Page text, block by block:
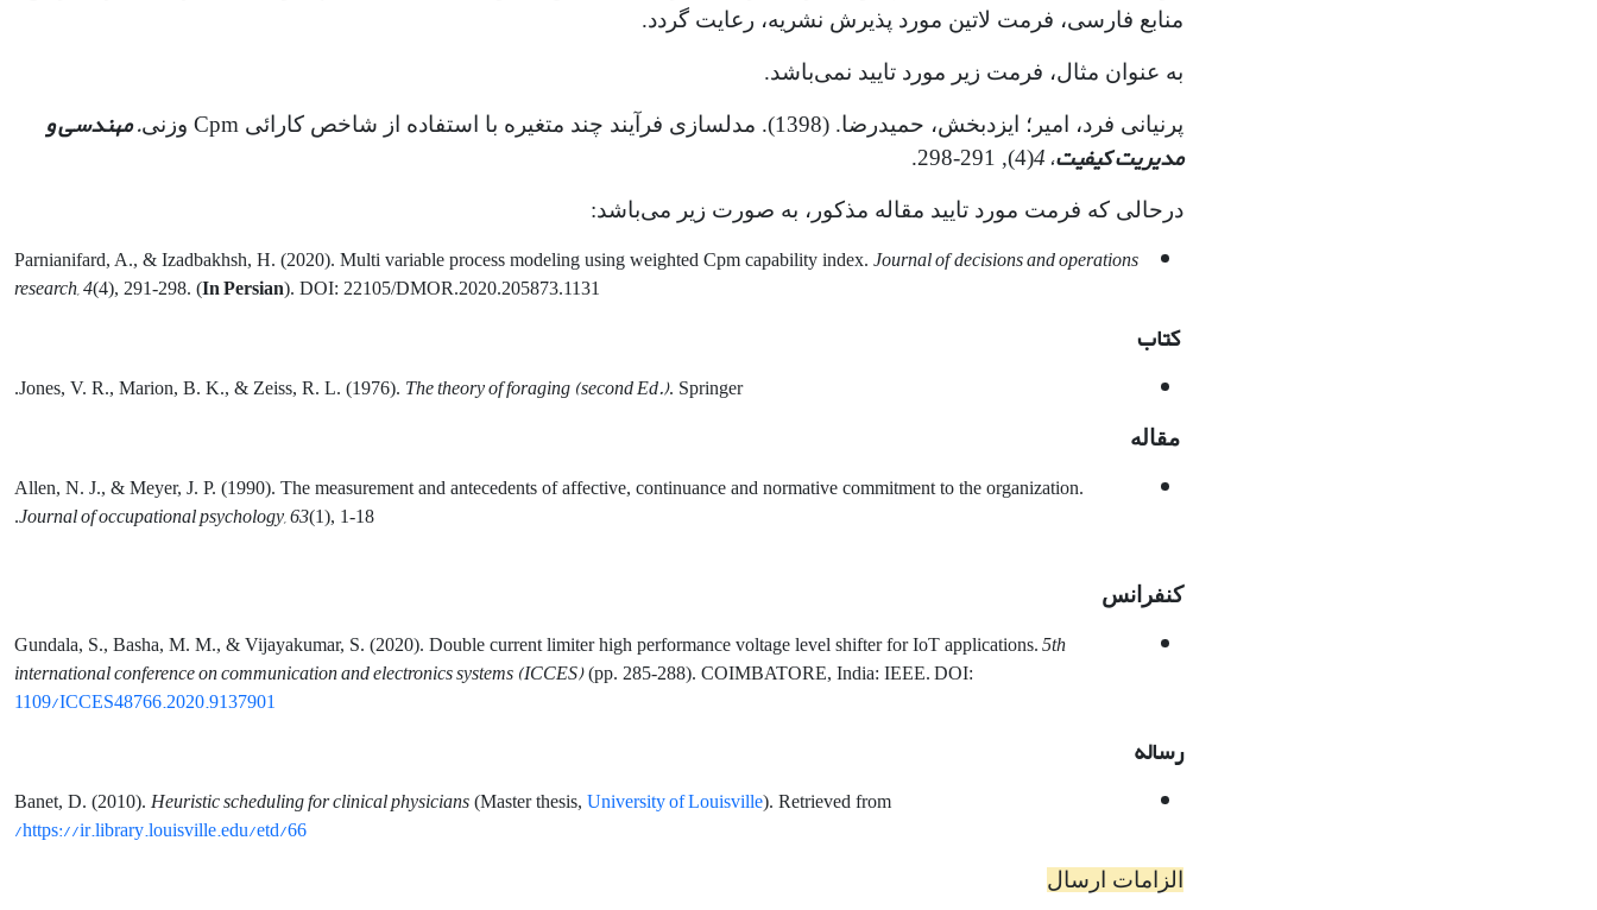
منابع فارسی، فرمت لاتین مورد پذیرش نشریه، رعایت گردد.
به عنوان مثال، فرمت زیر مورد تایید نمی‌باشد.
پرنیانی فرد، امیر؛ ایزدبخش، حمیدرضا. (1398). مدلسازی فرآیند چند متغیره با استفاده از شاخص کارائی Cpm وزنی .مهندسی و
مدیریت کیفیت، 4 (4), 291-298.
درحالی که فرمت مورد تایید مقاله مذکور، به صورت زیر می‌باشد:
Parnianifard, A., & Izadbakhsh, H. (2020). Multi variable process modeling using weighted Cpm capability index. Journal ofdecisions and operations
research, 4(4), 291-298. (In Persian). DOI: 22105/DMOR.2020.205873.1131
کتاب
Jones, V. R., Marion, B. K., & Zeiss, R. L. (1976). The theory of foraging (second Ed.). Springer.
مقاله
Allen, N. J., & Meyer, J. P. (1990). The measurement and antecedents of affective, continuance and normative commitment to the organization.
Journal of occupational psychology, 63(1), 1-18.
کنفرانس
Gundala, S., Basha, M. M., & Vijayakumar, S. (2020). Double current limiter high performance voltage level shifter for IoT applications. 5th
international conference on communication and electronics systems (ICCES)(pp. 285-288). COIMBATORE, India: IEEE. DOI:
1109/ICCES48766.2020.9137901
رساله
Banet, D. (2010). Heuristic scheduling for clinical physicians (Master thesis, University of Louisville). Retrieved from
https://ir.library.louisville.edu/etd/66/
الزامات ارسال